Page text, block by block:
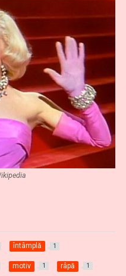
întâmplă 1
motiv 1 râpă 1